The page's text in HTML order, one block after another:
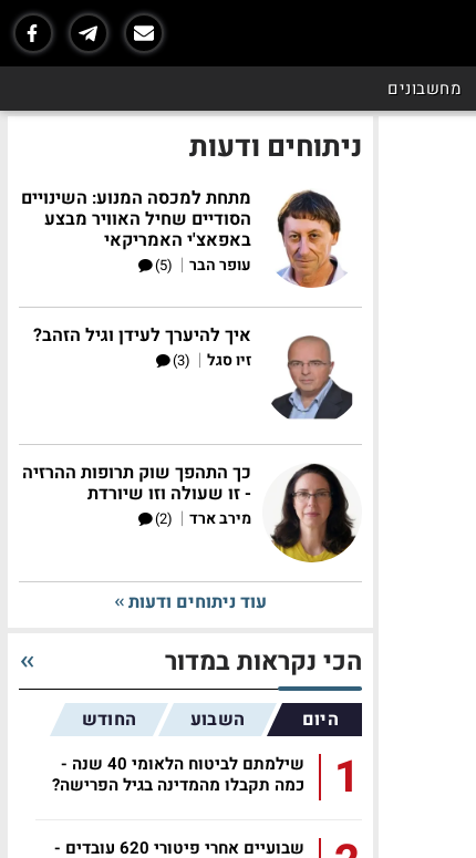
מחשבונים
ניתוחים ודעות
מתחת למכסה המנוע: השינויים
הסודיים שחיל האוויר מבצע
באפאצ'י האמריקאי
עופר הבר |
(5)
איך להיערך לעידן וגיל הזהב?
זיו סגל |
(3)
כך התהפך שוק תרופות ההרזיה
- זו שעולה וזו שיורדת
מירב ארד |
(2)
עוד ניתוחים ודעות
הכי נקראות במדור
היום השבוע החודש
1
שילמתם לביטוח הלאומי 40 שנה -
כמה תקבלו מהמדינה בגיל הפרישה?
שבועיים אחרי פיטורי 620 עובדים -